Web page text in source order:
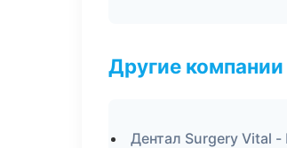
Другие компании
Дентал Surgery Vital -